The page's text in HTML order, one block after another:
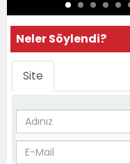
Neler Söylendi?
Site